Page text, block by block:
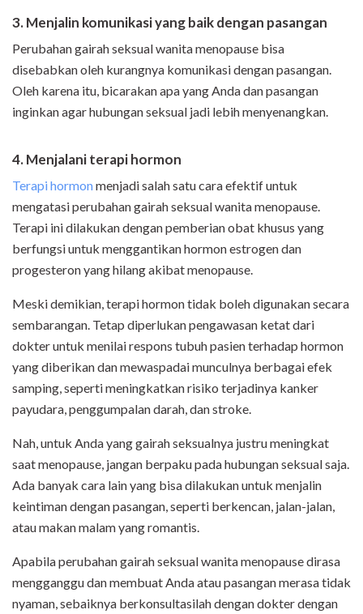
3. Menjalin komunikasi yang baik dengan pasangan
Perubahan gairah seksual wanita menopause bisa
disebabkan oleh kurangnya komunikasi dengan pasangan.
Oleh karena itu, bicarakan apa yang Anda dan pasangan
inginkan agar hubungan seksual jadi lebih menyenangkan.
4. Menjalani terapi hormon
Terapi hormonmenjadi salah satu cara efektif untuk
mengatasi perubahan gairah seksual wanita menopause.
Terapi ini dilakukan dengan pemberian obat khusus yang
berfungsi untuk menggantikan hormon estrogen dan
progesteron yang hilang akibat menopause.
Meski demikian, terapi hormon tidak boleh digunakan secara
sembarangan. Tetap diperlukan pengawasan ketat dari
dokter untuk menilai respons tubuh pasien terhadap hormon
yang diberikan dan mewaspadai munculnya berbagai efek
samping, seperti meningkatkan risiko terjadinya kanker
payudara, penggumpalan darah, dan stroke.
Nah, untuk Anda yang gairah seksualnya justru meningkat
saat menopause, jangan berpaku pada hubungan seksual saja.
Ada banyak cara lain yang bisa dilakukan untuk menjalin
keintiman dengan pasangan, seperti berkencan, jalan-jalan,
atau makan malam yang romantis.
Apabila perubahan gairah seksual wanita menopause dirasa
mengganggu dan membuat Anda atau pasangan merasa tidak
nyaman, sebaiknya berkonsultasilah dengan dokter dengan